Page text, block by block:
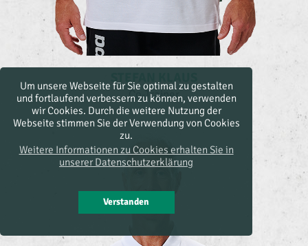
Um unsere Webseite für Sie optimal zu gestalten
und fortlaufend verbessern zu können, verwenden
wir Cookies. Durch die weitere Nutzung der
Webseite stimmen Sie der Verwendung von Cookies
zu.
Weitere Informationen zu Cookies erhalten Sie in
unserer Datenschutzerklärung
Verstanden
STEFAN KLAUS
Co-Trainer